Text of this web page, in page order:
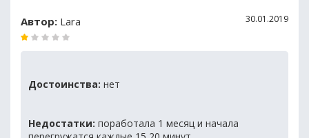
Автор: Lara 30.01.2019
Достоинства: нет
Недостатки: поработала 1 месяц и начала